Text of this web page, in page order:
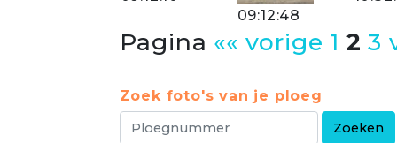
09:12:48
Pagina «« vorige 1 2 3
Zoek foto's van je ploeg